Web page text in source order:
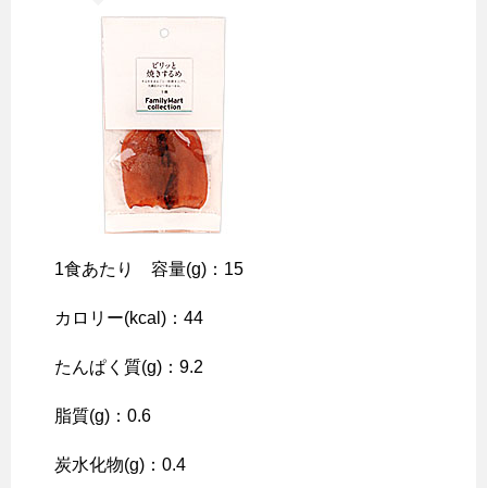
1食あたり 容量(g)：15
カロリー(kcal)：44
たんぱく質(g)：9.2
脂質(g)：0.6
炭水化物(g)：0.4